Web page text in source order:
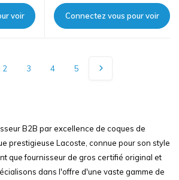
voir Connectez vous pour voir
2 3 4 5
B2B par excellence de coques de
prestigieuse Lacoste, connue pour son style
que fournisseur de gros certifié original et
dans l'offre d'une vaste gamme de